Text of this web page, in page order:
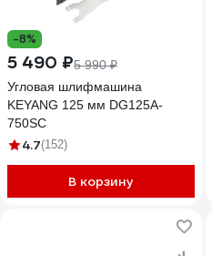
-8%
5 490 ₽5 990 ₽
Угловая шлифмашина
KEYANG 125 мм DG125A-
750SC
4.7(152)
В корзину